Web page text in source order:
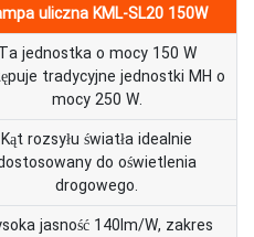
uliczna KML-SL20 150W
Ta jednostka o mocy 150 W
tradycyjne jednostki MH o
mocy 250 W.
Kąt rozsyłu światła idealnie
do oświetlenia
drogowego.
jasność 140lm/W, zakres